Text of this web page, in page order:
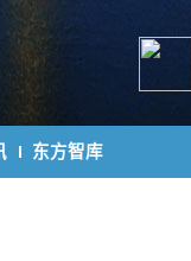
东方智库